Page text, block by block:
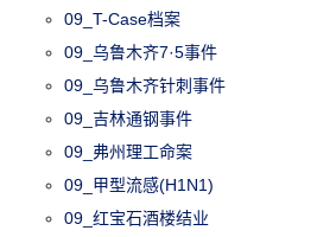
09_T-Case档案
09_乌鲁木齐7·5事件
09_乌鲁木齐针刺事件
09_吉林通钢事件
09_弗州理工命案
09_甲型流感(H1N1)
09_红宝石酒楼结业